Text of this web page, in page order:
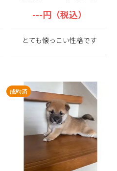
---円（税込）
とても懐っこい性格です
成約済